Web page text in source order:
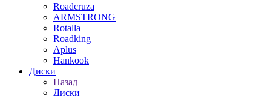
Roadcruza
ARMSTRONG
Rotalla
Roadking
Aplus
Hankook
Диски
Назад
Диски